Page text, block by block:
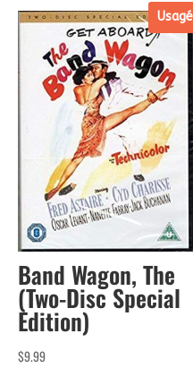
Usagé
Band Wagon, The
(Two-Disc Special
Edition)
$9.99